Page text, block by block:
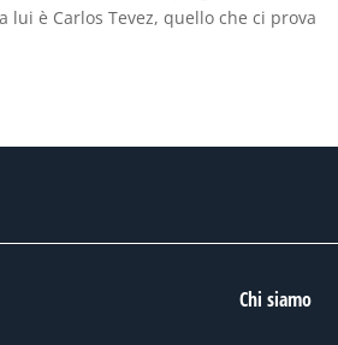
lui è Carlos Tevez, quello che ci prova
Chi siamo